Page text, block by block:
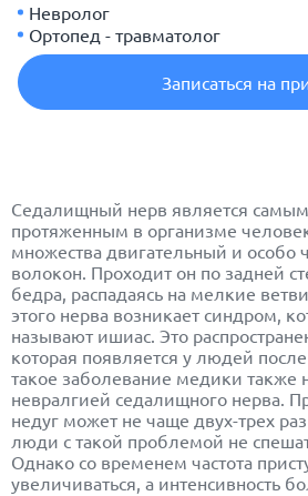
Невролог
Ортопед - травматолог
Записаться на
Седалищный нерв является
протяженным в организме
множества двигательный и особо
волокон. Проходит он по задней
бедра, распадаясь на мелкие
этого нерва возникает синдром,
называют ишиас. Это
которая появляется у людей
такое заболевание медики также
невралгией седалищного нерва.
недуг может не чаще двух-трех
люди с такой проблемой не
Однако со временем частота
увеличиваться, а интенсивность